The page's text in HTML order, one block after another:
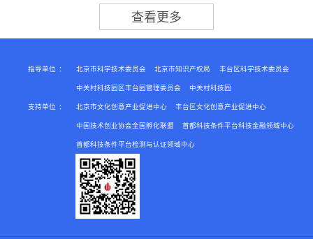
《国家临床必需易短缺药品重点监测清单》《鼓励研发申报儿童药品
清单》《罕见病目录》中新上市的本市注册生产药品，给予不超过200
万元奖励。对2023年以来本市获批注册生产的工信部揭榜挂帅入围/应
种在京生产并形成销售，且2023年累计销售额（不含税）不低于2000
万元的本市企业，按照不超过销售金额的5%给予分档奖励，单个品种
对其在京设立的、符合条...
规行为。此外，已成为工业和信息化部制造业单项冠军示范企业或单
项冠军产品的企业，不能再申报；与工业和信息化部已认定的专精特
新“小巨人”企业存在控股关系的企业（持股或被持股超过50%），以及
一般性条件对于...
研发费用占比是怎么要求的？A研发费用占比指标对不同营收水平的企
业列出了明确要求：（1）上年度营业收入总额在1亿元以上的企业，
近2年研发费用总额占营业收入总额比重均不低于3%；（2）上年度营
业收入总额在5000万元-1亿元的企业，近2年研发费用总额占营业收入
总额比重均不低于6%；（3）上年度营业收入总额在5000万元以下的
企业，同时满足近2年新增股权融资总额（合格机构投资者的实缴额）
8000万元以上，且研发费用总额3000万元以上、研发人员占企业职工
总数比重50%以上。 Q申报企业是否必须属于有效期内的专精特新中
指导单位 ： 北京市科学技术委员会 北京市知识产权局 丰台区科学技术委员会
中关村科技园区丰台园管理委员会 中关村科技园
支持单位 ： 北京市文化创意产业促进中心 丰台区文化创意产业促进中心
中国技术创业协会全国孵化联盟 首都科技条件平台科技金融领域中心
首都科技条件平台检测与认证领域中心